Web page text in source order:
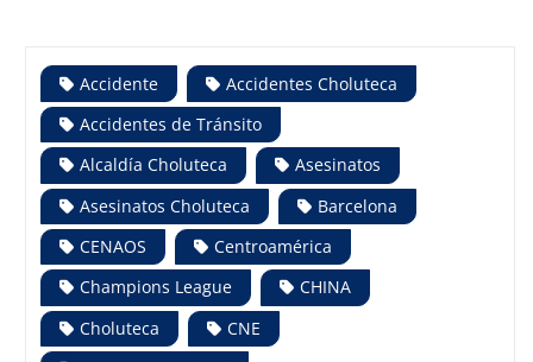
Accidente
Accidentes Choluteca
Accidentes de Tránsito
Alcaldía Choluteca
Asesinatos
Asesinatos Choluteca
Barcelona
CENAOS
Centroamérica
Champions League
CHINA
Choluteca
CNE